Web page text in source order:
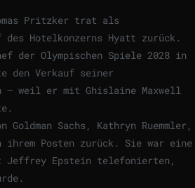
Pritzker trat als
des Hotelkonzerns Hyatt zurück.
der Olympischen Spiele 2028 in
den Verkauf seiner
– weil er mit Ghislaine Maxwell
Sachs, Kathryn Ruemmler,
Posten zurück. Sie war eine
Jeffrey Epstein telefonierten,